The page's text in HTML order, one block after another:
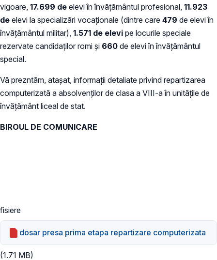
vigoare, 17.699 de elevi în învăţământul profesional, 11.923
de elevi la specializări vocaţionale (dintre care 479 de elevi în
învăţământul militar), 1.571 de elevi pe locurile speciale
rezervate candidaţilor romi şi 660 de elevi în învăţământul
special.
Vă prezntăm, ataşat, informaţii detaliate privind repartizarea
computerizată a absolvenţilor de clasa a VIII-a în unităţile de
învăţământ liceal de stat.
BIROUL DE COMUNICARE
fisiere
dosar presa prima etapa repartizare computerizata
(1.71 MB)